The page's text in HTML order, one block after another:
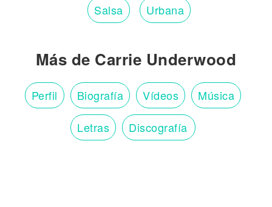
Salsa Urbana
Más de Carrie Underwood
Perfil Biografía Vídeos Música
Letras Discografía